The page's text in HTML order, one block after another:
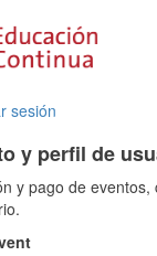
sesión
y perfil de
y pago de